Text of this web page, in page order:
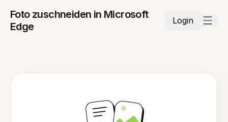
Foto zuschneiden in Microsoft
Edge
Login